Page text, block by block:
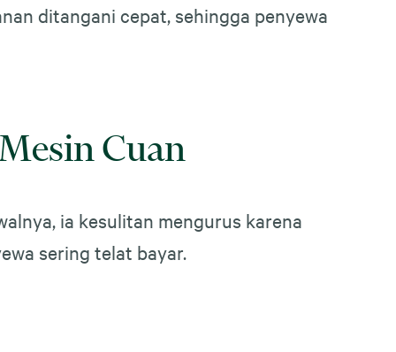
ditangani cepat, sehingga penyewa
Cuan
ia kesulitan mengurus karena
sering telat bayar.